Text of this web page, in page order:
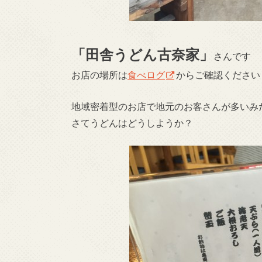
「田舎うどん古奈家」
さんです
お店の場所は食べログ からご確認ください
地域密着型のお店で地元のお客さんが多いみ
さてうどんはどうしようか？